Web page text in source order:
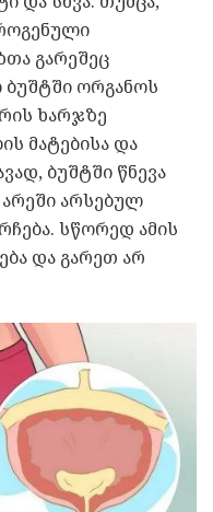
გარეშეც
ორგანოს
ხარჯზე
მატებისა და
ბუშტში წნევა
არსებულ
სწორედ ამის
და გარეთ არ